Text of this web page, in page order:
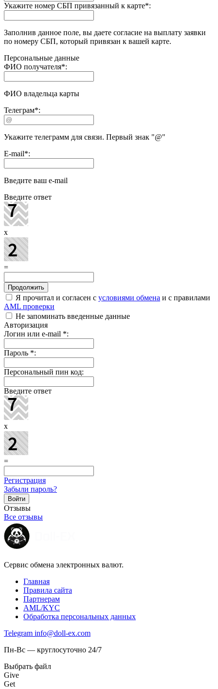
Укажите номер СБП привязанный к карте*:
Заполнив данное поле, вы даете согласие на выплату заявки
по номеру СБП, который привязан к вашей карте.
Персональные данные
ФИО получателя*:
ФИО владельца карты
Телеграм*:
Укажите телеграмм для связи. Первый знак "@"
E-mail*:
Введите ваш e-mail
Введите ответ
x
=
Я прочитал и согласен с условиями обмена и с правилами
AML проверки
Не запоминать введенные данные
Авторизация
Логин или e-mail *:
Пароль *:
Персональный пин код:
Введите ответ
x
=
Регистрация
Забыли пароль?
Отзывы
Все отзывы
Сервис обмена электронных валют.
Главная
Правила сайта
Партнерам
AML/KYC
Обработка персональных данных
Telegram info@doll-ex.com
Пн-Вс — круглосуточно 24/7
Выбрать файл
Give
Get